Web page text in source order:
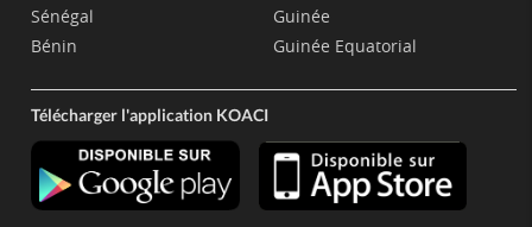
Sénégal
Bénin
Guinée
Guinée Equatorial
Télécharger l'application KOACI